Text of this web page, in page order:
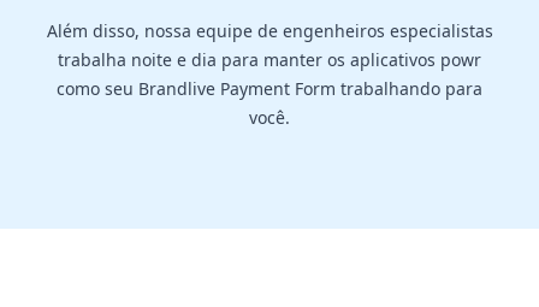
Além disso, nossa equipe de engenheiros especialistas
trabalha noite e dia para manter os aplicativos powr
como seu Brandlive Payment Form trabalhando para
você.